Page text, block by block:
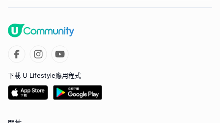
下載 U Lifestyle應用程式